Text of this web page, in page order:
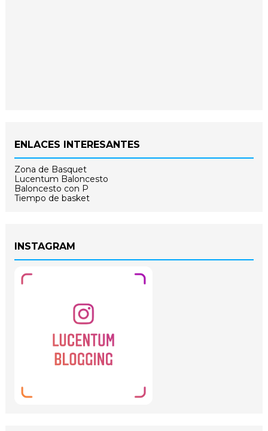
ENLACES INTERESANTES
Zona de Basquet
Lucentum Baloncesto
Baloncesto con P
Tiempo de basket
INSTAGRAM